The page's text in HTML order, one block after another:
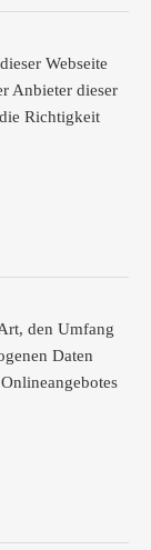
Webseite
Anbieter dieser
Richtigkeit
den Umfang
Daten